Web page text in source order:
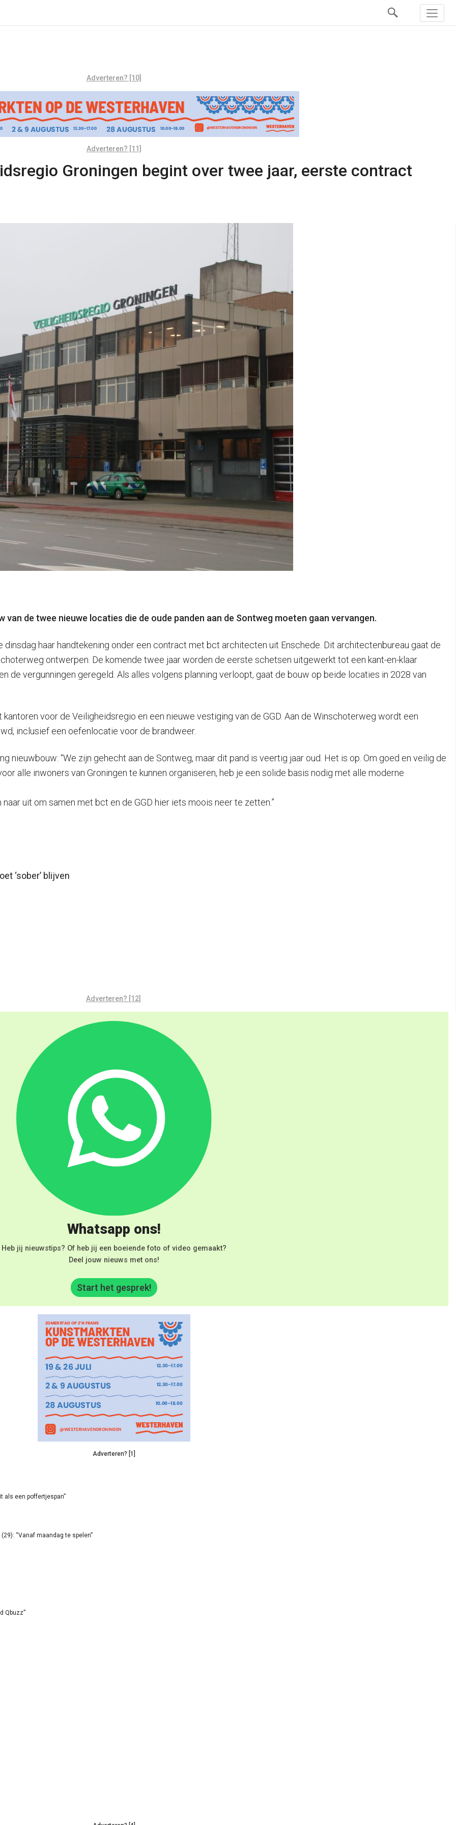
Adverteren? [10]
Adverteren? [11]
Groningen begint over twee jaar, eerste contract
de twee nieuwe locaties die de oude panden aan de Sontweg moeten gaan vervangen.
haar handtekening onder een contract met bct architecten uit Enschede. Dit architectenbureau gaat de
ontwerpen. De komende twee jaar worden de eerste schetsen uitgewerkt tot een kant-en-klaar
de vergunningen geregeld. Als alles volgens planning verloopt, gaat de bouw op beide locaties in 2028 van
voor de Veiligheidsregio en een nieuwe vestiging van de GGD. Aan de Winschoterweg wordt een
inclusief een oefenlocatie voor de brandweer.
“We zijn gehecht aan de Sontweg, maar dit pand is veertig jaar oud. Het is op. Om goed en veilig de
alle inwoners van Groningen te kunnen organiseren, heb je een solide basis nodig met alle moderne
uit om samen met bct en de GGD hier iets moois neer te zetten.”
‘sober’ blijven
Adverteren? [12]
Whatsapp ons!
Heb jij nieuwstips? Of heb jij een boeiende foto of video gemaakt?
Deel jouw nieuws met ons!
Start het gesprek!
Adverteren? [1]
als een poffertjespan”
“Vanaf maandag te spelen”
Qbuzz”